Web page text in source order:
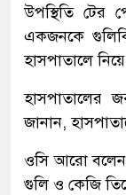
উপস্থিতি টের
একজনকে
হাসপাতালে
হাসপাতালের
জানান,
ওসি আরো বলেন,
গুলি ও কেজি